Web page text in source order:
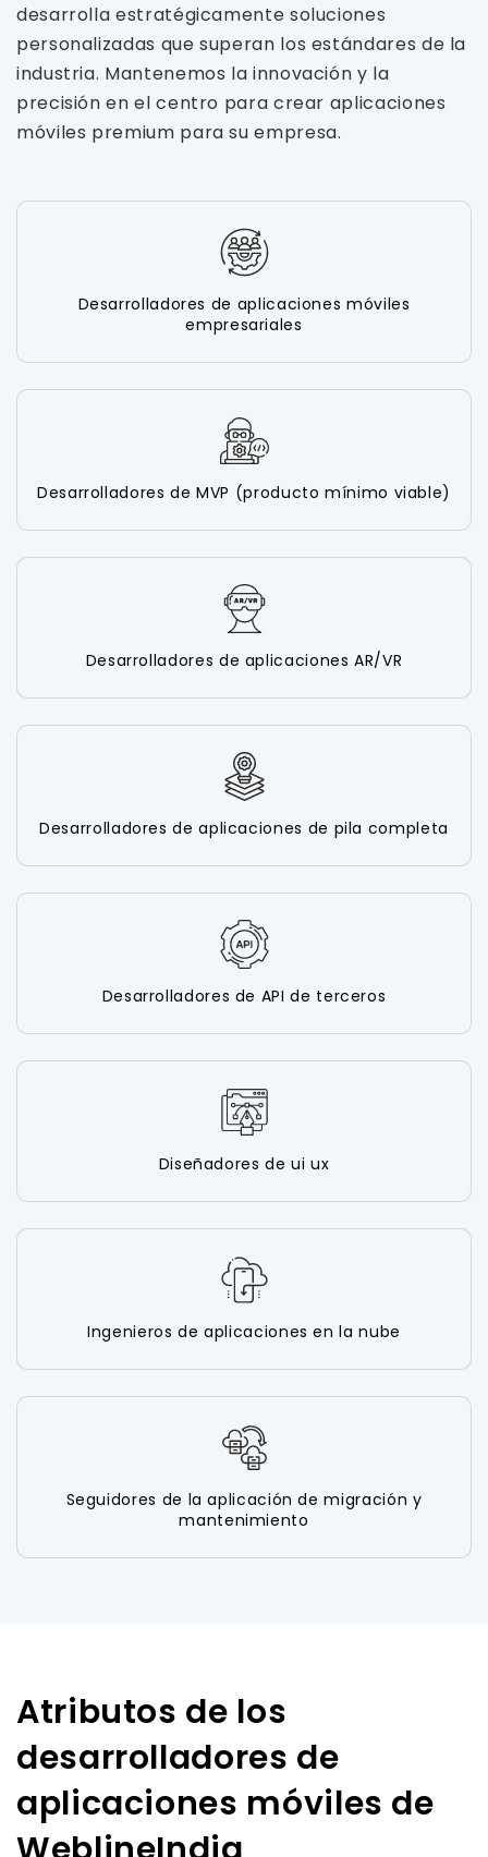
desarrolla estratégicamente soluciones
personalizadas que superan los estándares de la
industria. Mantenemos la innovación y la
precisión en el centro para crear aplicaciones
móviles premium para su empresa.
Desarrolladores de aplicaciones móviles
empresariales
Desarrolladores de MVP (producto mínimo viable)
Desarrolladores de aplicaciones AR/VR
Desarrolladores de aplicaciones de pila completa
Desarrolladores de API de terceros
Diseñadores de ui ux
Ingenieros de aplicaciones en la nube
Seguidores de la aplicación de migración y
mantenimiento
Atributos de los
desarrolladores de
aplicaciones móviles de